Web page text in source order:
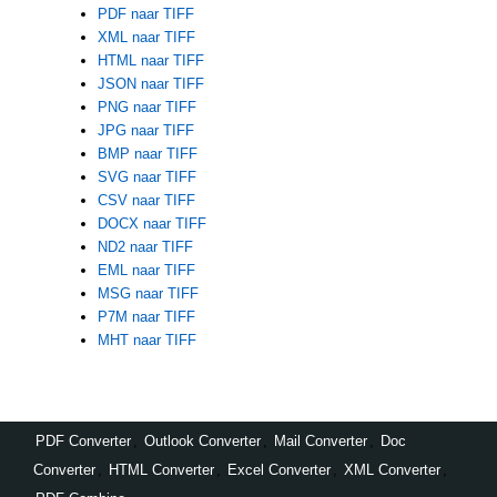
PDF naar TIFF
XML naar TIFF
HTML naar TIFF
JSON naar TIFF
PNG naar TIFF
JPG naar TIFF
BMP naar TIFF
SVG naar TIFF
CSV naar TIFF
DOCX naar TIFF
ND2 naar TIFF
EML naar TIFF
MSG naar TIFF
P7M naar TIFF
MHT naar TIFF
PDF Converter Outlook Converter Mail Converter
Doc
Converter
HTML Converter Excel Converter XML Converter